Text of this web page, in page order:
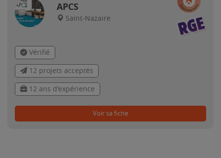
APCS
Saint-Nazaire
Vérifié
12 projets acceptés
12 ans d'expérience
Voir sa fiche